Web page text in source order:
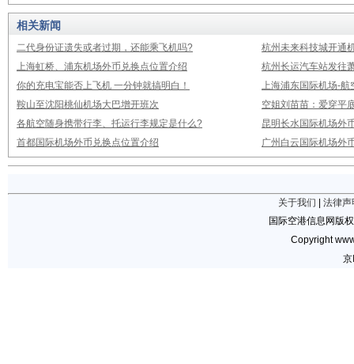
相关新闻
二代身份证遗失或者过期，还能乘飞机吗?
杭州未来科技城开通
上海虹桥、浦东机场外币兑换点位置介绍
杭州长运汽车站发往
你的充电宝能否上飞机 一分钟就搞明白！
上海浦东国际机场-航
鞍山至沈阳桃仙机场大巴增开班次
空姐刘苗苗：爱穿平
各航空随身携带行李、托运行李规定是什么?
昆明长水国际机场外
首都国际机场外币兑换点位置介绍
广州白云国际机场外
关于我们
法律声
国际空港信息网版
Copyright